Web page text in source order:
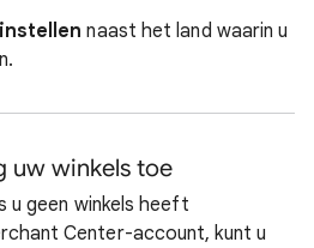
naast het land waarin u
uw winkels toe
u geen winkels heeft
Center-account, kunt u